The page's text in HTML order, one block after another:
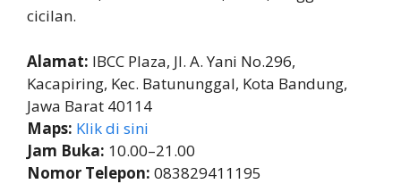
cicilan.
Alamat: IBCC Plaza, Jl. A. Yani No.296,
Kacapiring, Kec. Batununggal, Kota Bandung,
Jawa Barat 40114
Maps: Klik di sini
Jam Buka: 10.00–21.00
Nomor Telepon: 083829411195